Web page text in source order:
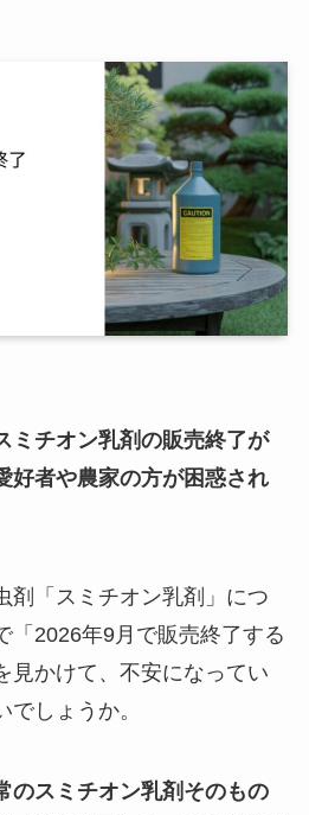
ミチオン乳剤の販売終了が
好者や農家の方が困惑され
剤「スミチオン乳剤」につ
「2026年9月で販売終了する
見かけて、不安になってい
しょうか。
のスミチオン乳剤そのもの